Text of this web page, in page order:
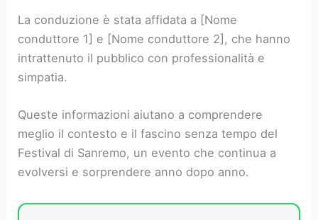
La conduzione è stata affidata a [Nome
conduttore 1] e [Nome conduttore 2], che hanno
intrattenuto il pubblico con professionalità e
simpatia.
Queste informazioni aiutano a comprendere
meglio il contesto e il fascino senza tempo del
Festival di Sanremo, un evento che continua a
evolversi e sorprendere anno dopo anno.